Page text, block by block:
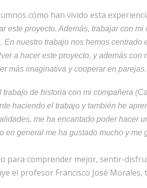
cómo han vivido esta
este proyecto. Además, trabajar con
En nuestro trabajo nos hemos
a hacer este proyecto, y además
más imaginativa y cooperar en
de historia con mi compañera
haciendo el trabajo y también he
me ha encantado poder hacer
en general me ha gustado mucho y
para comprender mejor, sentir-
el profesor Francisco José